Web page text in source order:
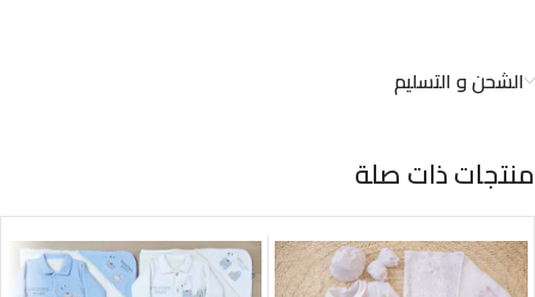
الشحن و التسليم
منتجات ذات صلة